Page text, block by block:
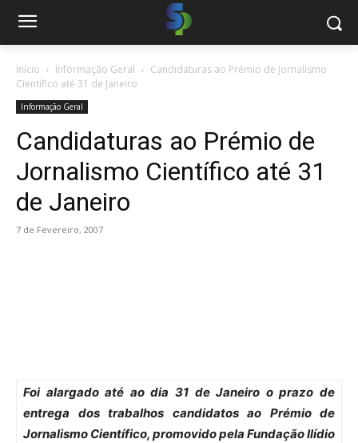
Início Informação Geral
Candidaturas ao Prémio de Jornalismo
Científico até 31 de Janeiro
Informação Geral
Candidaturas ao Prémio de
Jornalismo Científico até 31
de Janeiro
7 de Fevereiro, 2007
Foi alargado até ao dia 31 de Janeiro o prazo de
entrega dos trabalhos candidatos ao Prémio de
Jornalismo Científico, promovido pela Fundação Ilídio